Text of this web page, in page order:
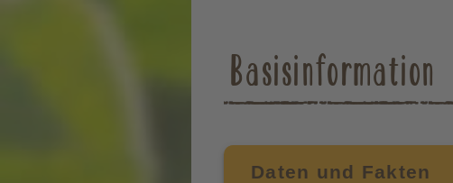
Basisinformation
Daten und Fakten